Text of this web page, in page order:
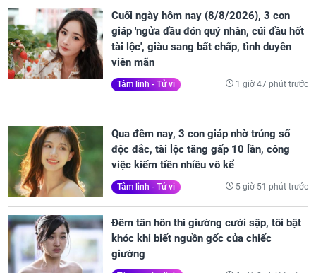
Cuối ngày hôm nay (8/8/2026), 3 con
giáp 'ngửa đầu đón quý nhân, cúi đầu hốt
tài lộc', giàu sang bất chấp, tình duyên
viên mãn
Tâm linh - Tử vi 1 giờ 47 phút trước
Qua đêm nay, 3 con giáp nhờ trúng số
độc đắc, tài lộc tăng gấp 10 lần, công
việc kiếm tiền nhiều vô kể
Tâm linh - Tử vi 5 giờ 51 phút trước
Đêm tân hôn thì giường cưới sập, tôi bật
khóc khi biết nguồn gốc của chiếc
giường